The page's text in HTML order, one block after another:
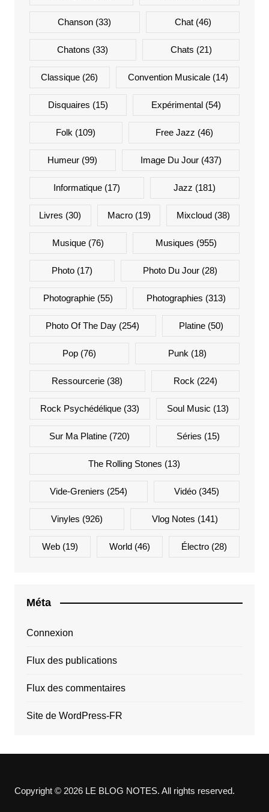
Chanson (33) Chat(46)
Chatons (33) Chats (21)
Classique (26) Convention Musicale(14)
Disquaires (15) Expérimental (54)
Folk (109) Free Jazz (46)
Humeur (99) Image Du Jour(437)
Informatique(17) Jazz (181)
Livres (30) Macro(19) Mixcloud(38)
Musique(76) Musiques (955)
Photo(17) Photo Du Jour (28)
Photographie(55) Photographies (313)
Photo Of The Day (254) Platine(50)
Pop(76) Punk (18)
Ressourcerie (38) Rock (224)
Rock Psychédélique(33) Soul Music (13)
Sur Ma Platine (720) Séries (15)
The Rolling Stones (13)
Vide-Greniers (254) Vidéo (345)
Vinyles (926) Vlog Notes (141)
Web(19) World (46) Électro (28)
Méta
Connexion
Flux des publications
Flux des commentaires
Site de WordPress-FR
Copyright © 2026 LE BLOG NOTES. All rights reserved.